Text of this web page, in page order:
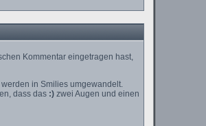
Kommentar eingetragen hast,
in Smilies umgewandelt.
dass das :)zwei Augen und einen